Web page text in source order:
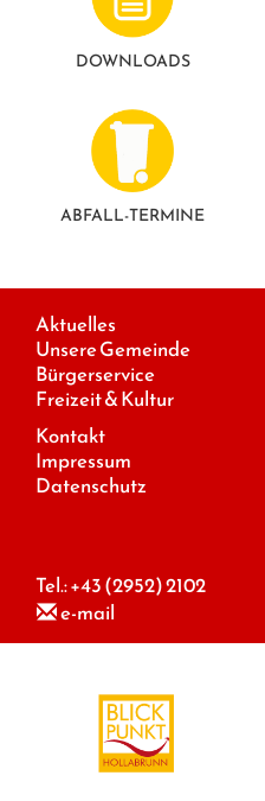
DOWNLOADS
ABFALL-TERMINE
Aktuelles
Unsere Gemeinde
Bürgerservice
Freizeit & Kultur
Kontakt
Impressum
Datenschutz
Tel.:+43 (2952) 2102
e-mail